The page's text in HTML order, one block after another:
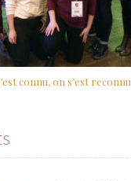
connu, on s’est reconnu